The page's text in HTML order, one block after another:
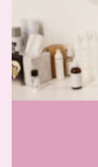
Beauty